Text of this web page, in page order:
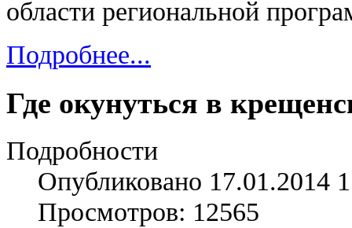
области региональной
Подробнее...
Где окунуться в
Подробности
Опубликовано 17.01.2014
Просмотров: 12565